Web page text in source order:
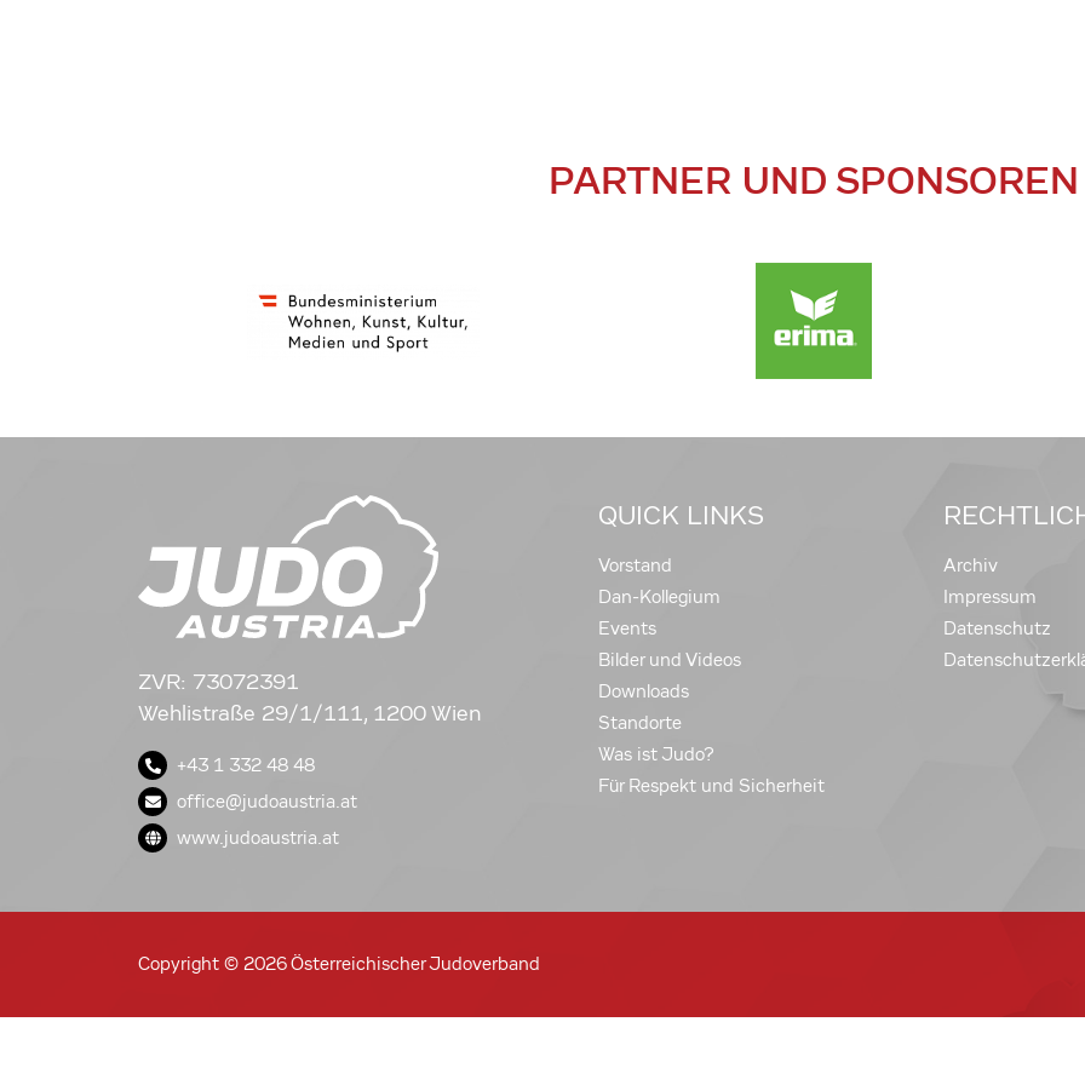
PARTNER UND SPONSOREN
ZVR: 73072391
Wehlistraße 29/1/111, 1200 Wien
+43 1 332 48 48
office@judoaustria.at
www.judoaustria.at
QUICK LINKS
Vorstand
Dan-Kollegium
Events
Bilder und Videos
Downloads
Standorte
Was ist Judo?
Für Respekt und Sicherheit
Archiv
Impressum
Datenschutz
Copyright © 2026 Österreichischer Judoverband